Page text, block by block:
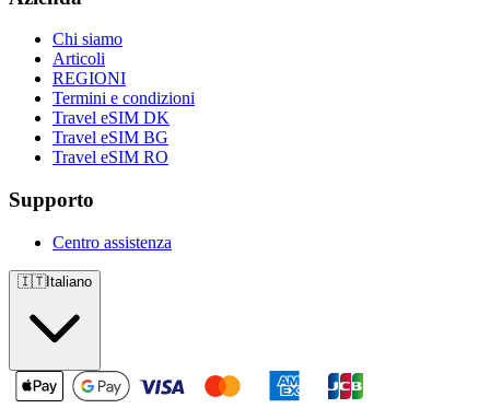
Chi siamo
Articoli
REGIONI
Termini e condizioni
Travel eSIM DK
Travel eSIM BG
Travel eSIM RO
Supporto
Centro assistenza
🇮🇹Italiano